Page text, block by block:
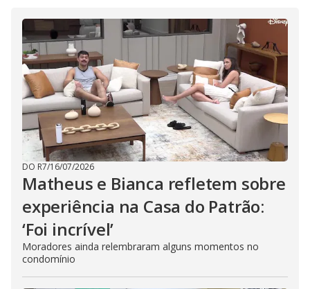
DO R7/16/07/2026
Matheus e Bianca refletem sobre
experiência na Casa do Patrão:
‘Foi incrível’
Moradores ainda relembraram alguns momentos no
condomínio